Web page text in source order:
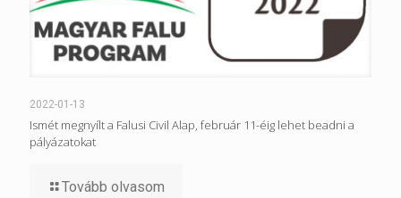
2022-01-13
Ismét megnyílt a Falusi Civil Alap, február 11-éig lehet beadni a
pályázatokat
Tovább olvasom